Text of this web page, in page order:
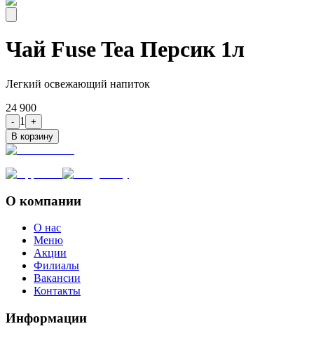
Чай Fuse Tea Персик 1л
Легкий освежающий напиток
24 900
- 1
+
В корзину
О компании
О нас
Меню
Акции
Филиалы
Вакансии
Контакты
Информации